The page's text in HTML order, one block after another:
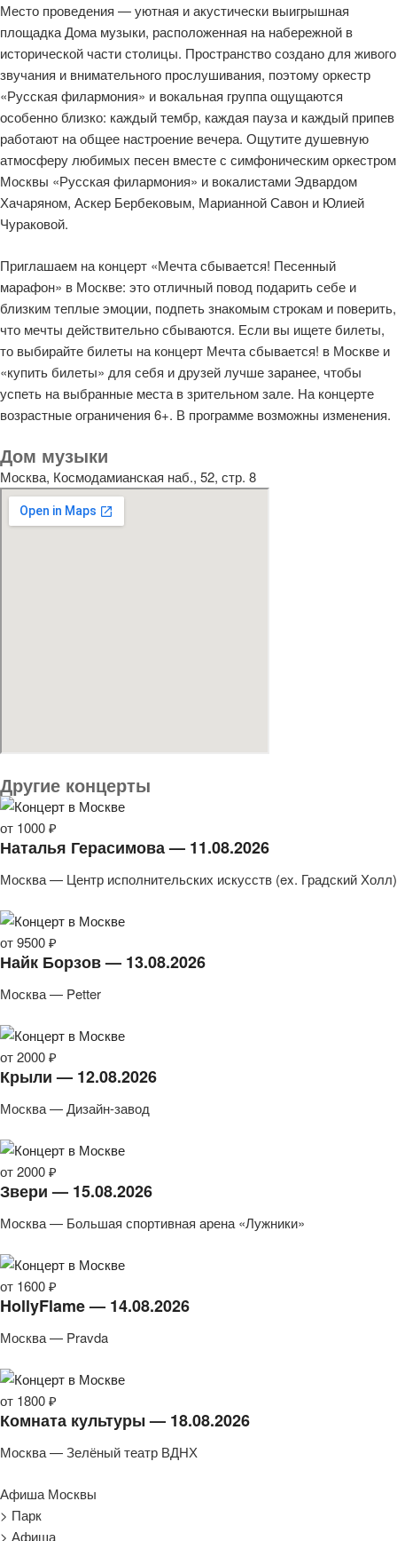
Место проведения — уютная и акустически выигрышная
площадка Дома музыки, расположенная на набережной в
исторической части столицы. Пространство создано для живого
звучания и внимательного прослушивания, поэтому оркестр
«Русская филармония» и вокальная группа ощущаются
особенно близко: каждый тембр, каждая пауза и каждый припев
работают на общее настроение вечера. Ощутите душевную
атмосферу любимых песен вместе с симфоническим оркестром
Москвы «Русская филармония» и вокалистами Эдвардом
Хачаряном, Аскер Бербековым, Марианной Савон и Юлией
Чураковой.
Приглашаем на концерт «Мечта сбывается! Песенный
марафон» в Москве: это отличный повод подарить себе и
близким теплые эмоции, подпеть знакомым строкам и поверить,
что мечты действительно сбываются. Если вы ищете билеты,
то выбирайте билеты на концерт Мечта сбывается! в Москве и
«купить билеты» для себя и друзей лучше заранее, чтобы
успеть на выбранные места в зрительном зале. На концерте
возрастные ограничения 6+. В программе возможны изменения.
Дом музыки
Москва, Космодамианская наб., 52, стр. 8
Другие концерты
от 1000 ₽
Наталья Герасимова — 11.08.2026
Москва — Центр исполнительских искусств (ex. Градский Холл)
от 9500 ₽
Найк Борзов — 13.08.2026
Москва — Petter
от 2000 ₽
Крыли — 12.08.2026
Москва — Дизайн-завод
от 2000 ₽
Звери — 15.08.2026
Москва — Большая спортивная арена «Лужники»
от 1600 ₽
HollyFlame — 14.08.2026
Москва — Pravda
от 1800 ₽
Комната культуры — 18.08.2026
Москва — Зелёный театр ВДНХ
Афиша Москвы
> Парк
> Афиша